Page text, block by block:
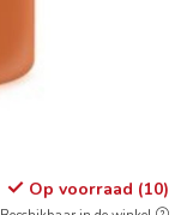
Op voorraad (10)